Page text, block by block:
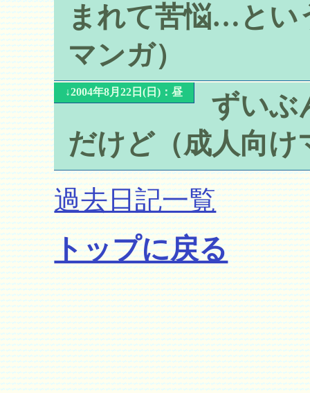
まれて苦悩…とい
マンガ）
↓2004年8月22日(日)：昼
ずいぶ
だけど（成人向け
過去日記一覧
トップに戻る